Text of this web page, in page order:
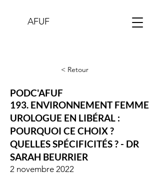
AFUF
< Retour
PODC'AFUF
193. ENVIRONNEMENT FEMME
UROLOGUE EN LIBÉRAL :
POURQUOI CE CHOIX ?
QUELLES SPÉCIFICITÉS ? - DR
SARAH BEURRIER
2 novembre 2022